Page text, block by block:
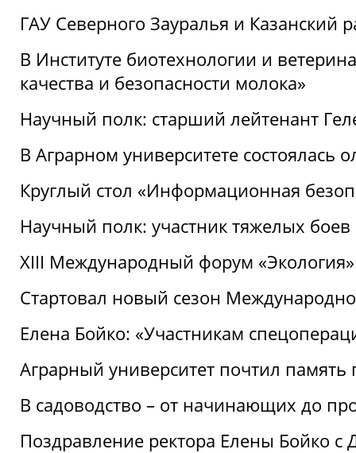
ГАУ Северного Зауралья и Казанский
В Институте биотехнологии и
качества и безопасности молока»
Научный полк: старший лейтенант
В Аграрном университете состоялась
Круглый стол «Информационная
Научный полк: участник тяжелых
XIII Международный форум
Стартовал новый сезон
Елена Бойко: «Участникам
Аграрный университет почтил
В садоводство – от начинающих до
Поздравление ректора Елены Бойко